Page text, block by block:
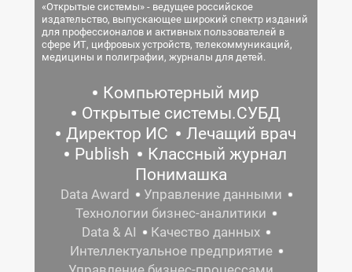
«Открытые системы» - ведущее российское
издательство, выпускающее широкий спектр изданий
для профессионалов и активных пользователей в
сфере ИТ, цифровых устройств, телекоммуникаций,
медицины и полиграфии, журналы для детей.
Компьютерный мир
Открытые системы.СУБД
Директор ИС
Лечащий врач
Publish
Классный журнал
Понимашка
Data Award
Управление данными
Технологии бизнес-аналитики
Data & AI
Качество данных
Интеллектуальное предприятие